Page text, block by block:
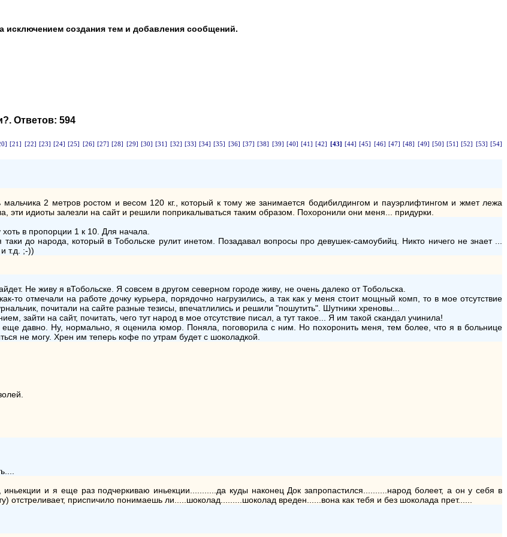
исключением создания тем и добавления сообщений.
. Ответов: 594
[21] [22] [23] [24] [25] [26] [27] [28] [29] [30] [31] [32] [33] [34] [35] [36] [37] [38] [39] [40] [41] [42] [43] [44] [45] [46] [47] [48] [49] [50] [51] [52] [53] [54]
2 метров ростом и весом 120 кг., который к тому же занимается бодибилдингом и пауэрлифтингом и жмет лежа
эти идиоты залезли на сайт и решили поприкалываться таким образом. Похоронили они меня... придурки.
в пропорции 1 к 10. Для начала.
до народа, который в Тобольске рулит инетом. Позадавал вопросы про девушек-самоубийц. Никто ничего не знает ...
т.д. ;-))
Не живу я вТобольске. Я совсем в другом северном городе живу, не очень далеко от Тобольска.
то отмечали на работе дочку курьера, порядочно нагрузились, а так как у меня стоит мощный комп, то в мое отсутствие
почитали на сайте разные тезисы, впечатлились и решили "пошутить". Шутники хреновы...
зайти на сайт, почитать, чего тут народ в мое отсутствие писал, а тут такое... Я им такой скандал учинила!
давно. Ну, нормально, я оценила юмор. Поняла, поговорила с ним. Но похоронить меня, тем более, что я в больнице
не могу. Хрен им теперь кофе по утрам будет с шоколадкой.
и я еще раз подчеркиваю иньекции...........да куды наконец Док запропастился..........народ болеет, а он у себя в
приспичило понимаешь ли.....шоколад.........шоколад вреден......вона как тебя и без шоколада прет......